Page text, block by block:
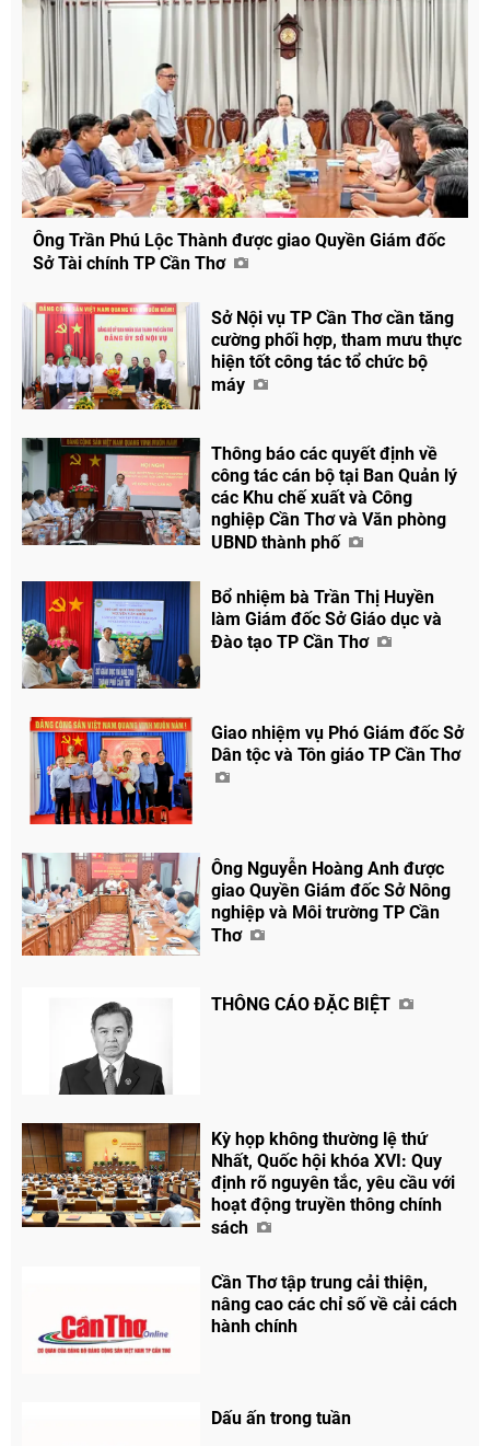
Chia sẻ
Ông Trần Phú Lộc Thành được giao Quyền Giám đốc
Sở Tài chính TP Cần Thơ
Sở Nội vụ TP Cần Thơ cần tăng
cường phối hợp, tham mưu thực
hiện tốt công tác tổ chức bộ
máy
Thông báo các quyết định về
công tác cán bộ tại Ban Quản lý
các Khu chế xuất và Công
nghiệp Cần Thơ và Văn phòng
UBND thành phố
Bổ nhiệm bà Trần Thị Huyền
làm Giám đốc Sở Giáo dục và
Đào tạo TP Cần Thơ
Giao nhiệm vụ Phó Giám đốc Sở
Dân tộc và Tôn giáo TP Cần Thơ
Ông Nguyễn Hoàng Anh được
giao Quyền Giám đốc Sở Nông
nghiệp và Môi trường TP Cần
Thơ
THÔNG CÁO ĐẶC BIỆT
Kỳ họp không thường lệ thứ
Nhất, Quốc hội khóa XVI: Quy
định rõ nguyên tắc, yêu cầu với
hoạt động truyền thông chính
sách
Cần Thơ tập trung cải thiện,
nâng cao các chỉ số về cải cách
hành chính
Dấu ấn trong tuần